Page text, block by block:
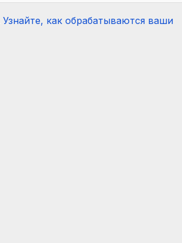
Узнайте, как обрабатываются ваши